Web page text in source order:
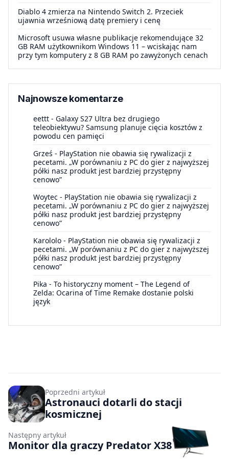
Diablo 4 zmierza na Nintendo Switch 2. Przeciek
ujawnia wrześniową datę premiery i cenę
Microsoft usuwa własne publikacje rekomendujące 32
GB RAM użytkownikom Windows 11 – wciskając nam
przy tym komputery z 8 GB RAM po zawyżonych cenach
Najnowsze komentarze
eettt - Galaxy S27 Ultra bez drugiego
teleobiektywu? Samsung planuje cięcia kosztów z
powodu cen pamięci
Grześ - PlayStation nie obawia się rywalizacji z
pecetami. „W porównaniu z PC do gier z najwyższej
półki nasz produkt jest bardziej przystępny
cenowo”
Woytec - PlayStation nie obawia się rywalizacji z
pecetami. „W porównaniu z PC do gier z najwyższej
półki nasz produkt jest bardziej przystępny
cenowo”
Karololo - PlayStation nie obawia się rywalizacji z
pecetami. „W porównaniu z PC do gier z najwyższej
półki nasz produkt jest bardziej przystępny
cenowo”
Pika - To historyczny moment – The Legend of
Zelda: Ocarina of Time Remake dostanie polski
język
Poprzedni artykuł
Astronauci dotarli do stacji
kosmicznej
Następny artykuł
Monitor dla graczy Predator X38